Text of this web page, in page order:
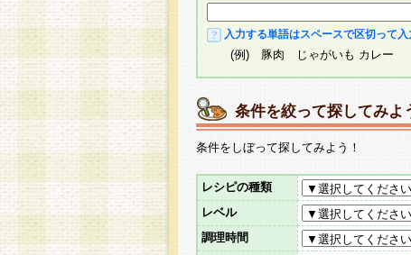
入力する単語はスペースで区切って
(例) 豚肉 じゃがいも カレー
条件を絞って探してみよ
条件をしぼって探してみよう！
レシピの種類
レベル
調理時間